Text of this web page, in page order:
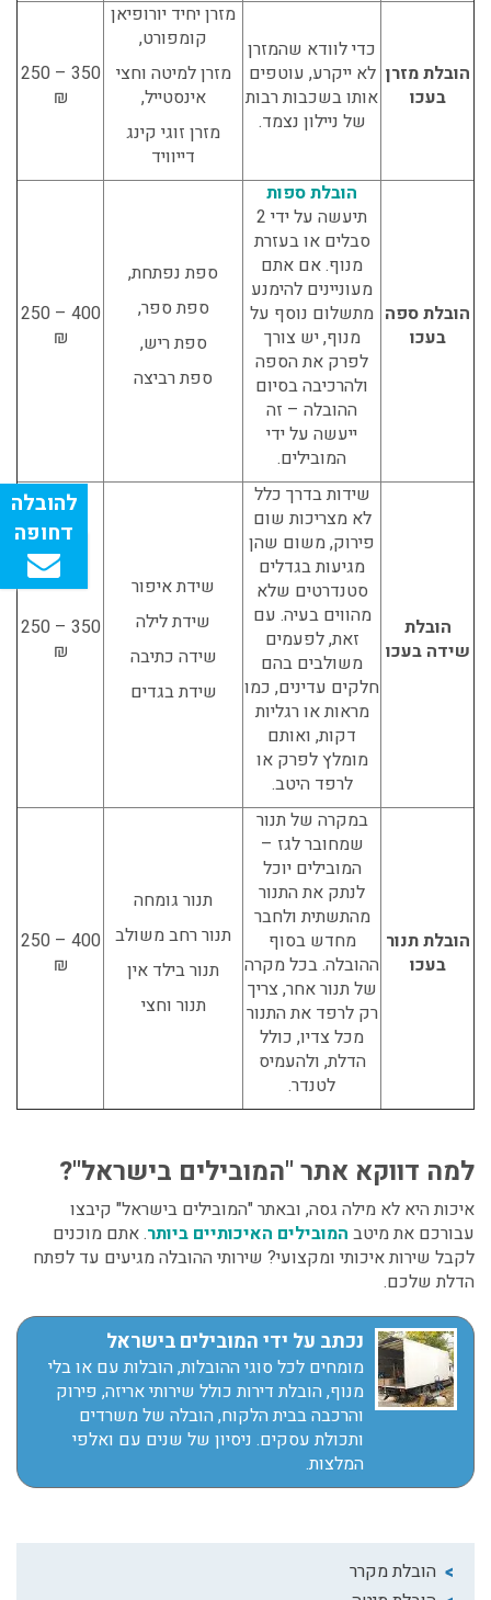
הובלת מקרר
הובלת מזרן
בעכו
כדי לוודא שהמזרן
לא ייקרע, עוטפים
אותו בשכבות רבות
של ניילון נצמד.
מזרן יחיד יורופיאן
קומפורט,
מזרן למיטה וחצי
אינסטייל,
מזרן זוגי קינג
דייוויד
350 – 250
₪
הובלת ספה
בעכו
הובלת ספות
תיעשה על ידי 2
סבלים או בעזרת
מנוף. אם אתם
מעוניינים להימנע
מתשלום נוסף על
מנוף, יש צורך
לפרק את הספה
ולהרכיבה בסיום
ההובלה – זה
ייעשה על ידי
המובילים.
ספת נפתחת,
ספת ספר,
ספת ריש,
ספת רביצה
400 – 250
₪
הובלת
שידה בעכו
שידות בדרך כלל
לא מצריכות שום
פירוק, משום שהן
מגיעות בגדלים
סטנדרטים שלא
מהווים בעיה. עם
זאת, לפעמים
משולבים בהם
חלקים עדינים, כמו
מראות או רגליות
דקות, ואותם
מומלץ לפרק או
לרפד היטב.
שידת איפור
שידת לילה
שידה כתיבה
שידת בגדים
350 – 250
₪
הובלת תנור
בעכו
במקרה של תנור
שמחובר לגז –
המובילים יוכל
לנתק את התנור
מהתשתית ולחבר
מחדש בסוף
ההובלה. בכל מקרה
של תנור אחר, צריך
רק לרפד את התנור
מכל צדיו, כולל
הדלת, ולהעמיס
לטנדר.
תנור גומחה
תנור רחב משולב
תנור בילד אין
תנור וחצי
400 – 250
₪
למה דווקא אתר "המובילים בישראל"?
איכות היא לא מילה גסה, ובאתר "המובילים בישראל" קיבצו
עבורכם את מיטב המובילים האיכותיים ביותר. אתם מוכנים
לקבל שירות איכותי ומקצועי? שירותי ההובלה מגיעים עד לפתח
הדלת שלכם.
נכתב על ידי המובילים בישראל
מומחים לכל סוגי ההובלות, הובלות עם או בלי
מנוף, הובלת דירות כולל שירותי אריזה, פירוק
והרכבה בבית הלקוח, הובלה של משרדים
ותכולת עסקים. ניסיון של שנים עם ואלפי
המלצות.